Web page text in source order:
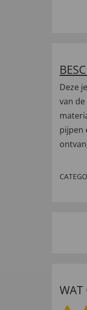
Deze
van
pijpen
WAT